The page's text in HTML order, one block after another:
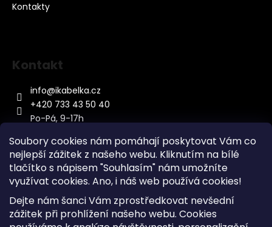
Soubory cookies nám pomáhají poskytovat Vám co
nejlepší zážitek z našeho webu. Kliknutím na bílé
tlačítko s nápisem "Souhlasím" nám umožníte
využívat cookies. Ano, i náš web používá cookies!
Dejte nám šanci Vám zprostředkovat nevšední
zážitek při prohlížení našeho webu. Cookies
Kontakty
Kontakt
info@ikabelka.cz
+420 733 43 50 40
Po-Pá, 9-17h
Kontakt
Sitemap